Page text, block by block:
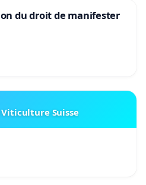
du droit de manifester
Suisse